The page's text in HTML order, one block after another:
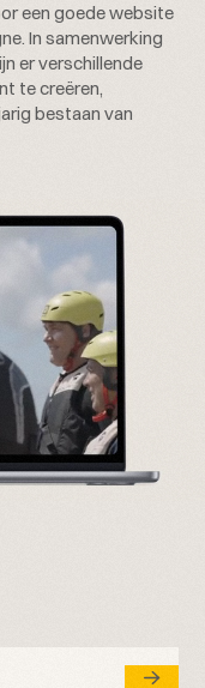
een goede website
In samenwerking
er verschillende
te creëren,
bestaan van